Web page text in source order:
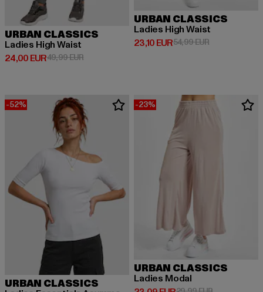
URBAN CLASSICS
Ladies High Waist
24,00 EUR
Derzeitiger Preis: 24,00 EUR
49,99 EURAktionspreis: 49,99 EUR
URBAN CLASSICS
Ladies High Waist
23,10 EUR
Derzeitiger Preis: 23,10 EUR
54,99 EURAktionspreis:
-52%
URBAN CLASSICS
-23%
URBAN CLASSICS
Ladies Modal